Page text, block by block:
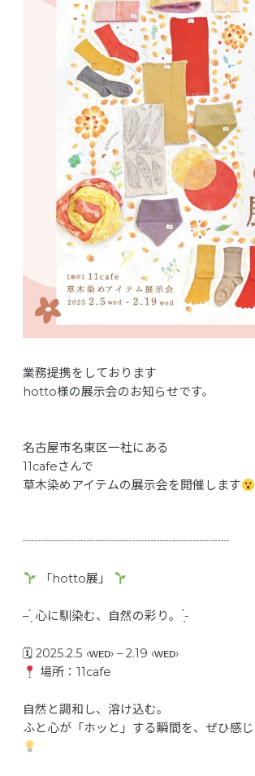
業務提携をしております
hotto様の展示会のお知らせです。
名古屋市名東区一社にある
11cafeさんで
草木染めアイテムの展示会を開催します
┈┈┈┈┈┈┈┈┈┈┈┈┈┈┈┈┈
「hotto展」
– ̗̀ 心に馴染む、自然の彩り。 ̖́-‬
🗓 2025.2.5 ‹ᴡᴇᴅ› – 2.19 ‹ᴡᴇᴅ›
場所：11cafe
自然と調和し、溶け込む。
ふと心が「ホッと」する瞬間を、ぜひ感